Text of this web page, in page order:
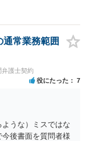
通常業務範囲
弁護士契約
役にたった 7
うな）ミスではな
後書面を質問者様